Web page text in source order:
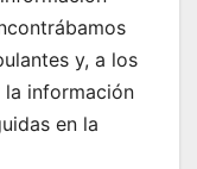
y, a los
la información
en la